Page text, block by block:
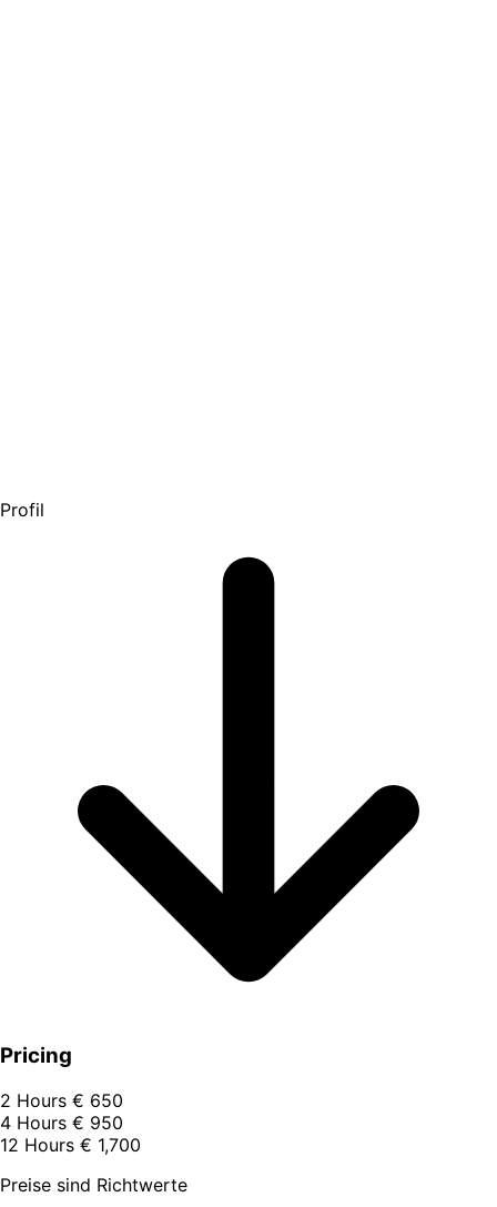
Profil
Pricing
2 Hours € 650
4 Hours € 950
12 Hours € 1,700
Preise sind Richtwerte